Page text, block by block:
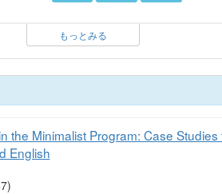
もっとみる
the Minimalist Program: Case
English